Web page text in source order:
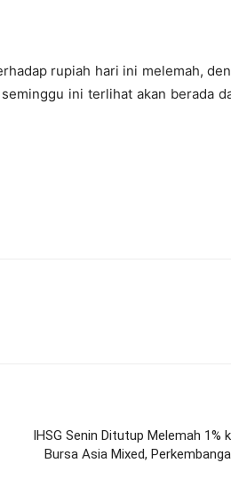
rupiah hari ini melemah,
ini terlihat akan berada
IHSG Senin Ditutup Melemah 1%
Bursa Asia Mixed,